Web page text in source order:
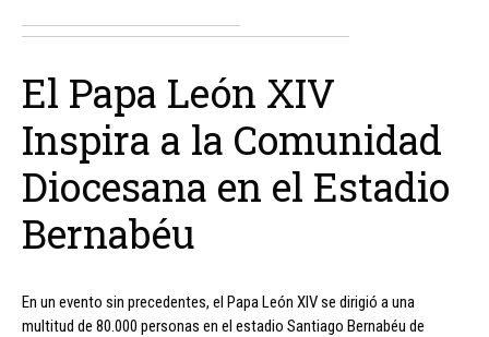
El Papa León XIV
Inspira a la Comunidad
Diocesana en el Estadio
Bernabéu
En un evento sin precedentes, el Papa León XIV se dirigió a una
multitud de 80.000 personas en el estadio Santiago Bernabéu de